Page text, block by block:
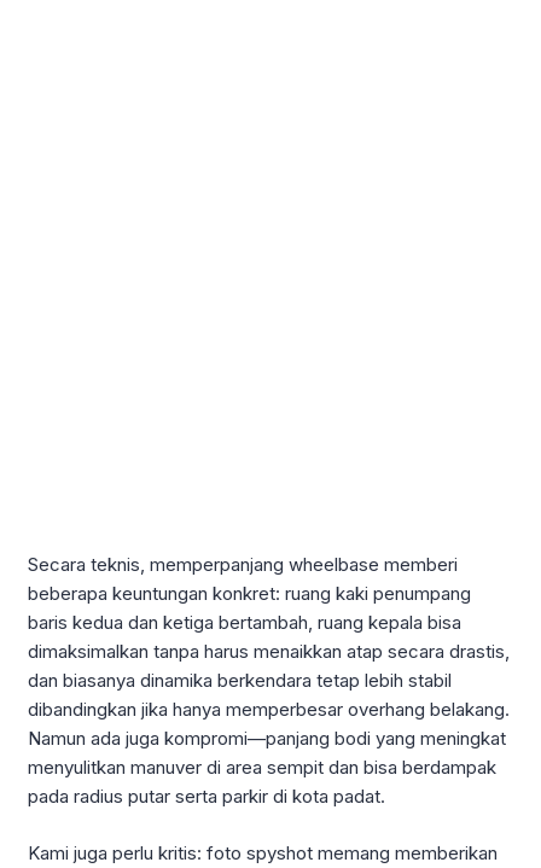
Secara teknis, memperpanjang wheelbase memberi
beberapa keuntungan konkret: ruang kaki penumpang
baris kedua dan ketiga bertambah, ruang kepala bisa
dimaksimalkan tanpa harus menaikkan atap secara drastis,
dan biasanya dinamika berkendara tetap lebih stabil
dibandingkan jika hanya memperbesar overhang belakang.
Namun ada juga kompromi—panjang bodi yang meningkat
menyulitkan manuver di area sempit dan bisa berdampak
pada radius putar serta parkir di kota padat.
Kami juga perlu kritis: foto spyshot memang memberikan